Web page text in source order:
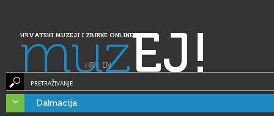
HRVATSKI MUZEJI I ZBIRKE ONLINE
muzEJ!
HR| EN
PRETRAŽIVANJE
Dalmacija